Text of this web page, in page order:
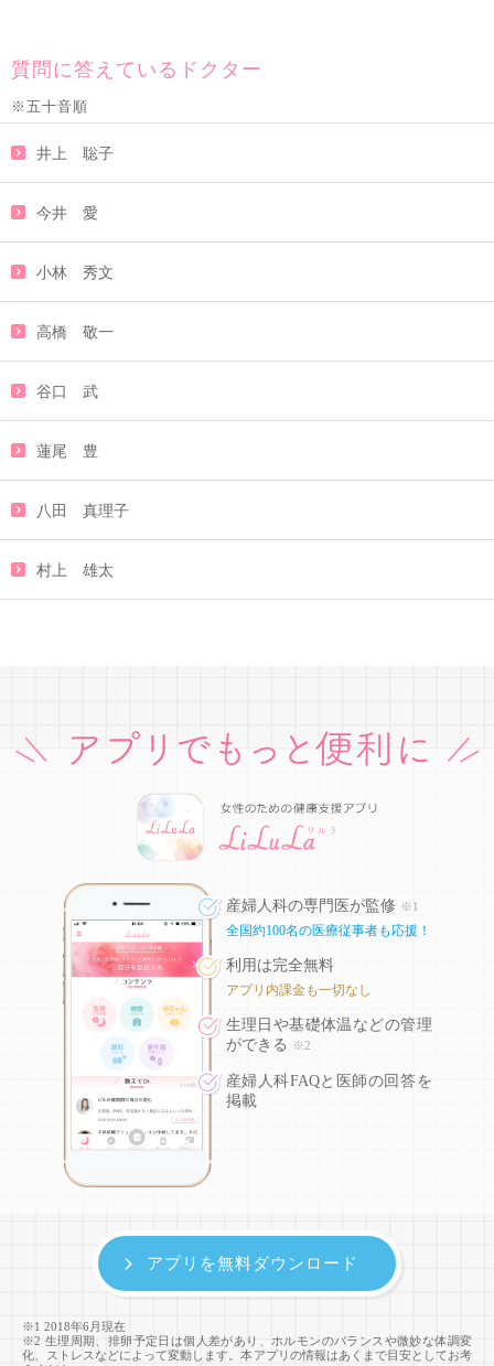
質問に答えているドクター
※五十音順
井上 聡子
今井 愛
小林 秀文
高橋 敬一
谷口 武
蓮尾 豊
八田 真理子
村上 雄太
産婦人科の専門医が監修 ※1
全国約100名の医療従事者も応援！
利用は完全無料
アプリ内課金も一切なし
生理日や基礎体温などの管理
ができる
※2
産婦人科FAQと医師の回答を
掲載
※1 2018年6月現在
※2 生理周期、排卵予定日は個人差があり、ホルモンのバランスや微妙な体調変
化、ストレスなどによって変動します。本アプリの情報はあくまで目安としてお考
アプリを無料ダウンロード